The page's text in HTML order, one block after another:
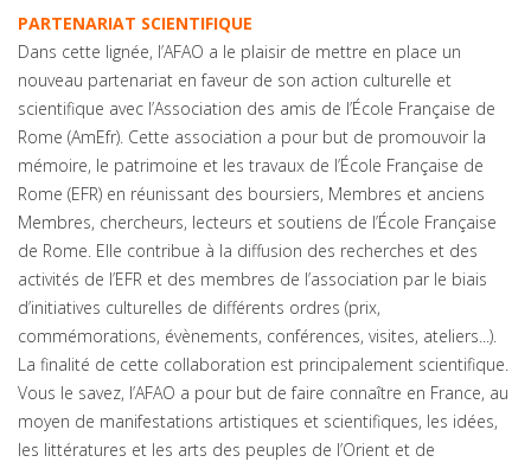
PARTENARIAT SCIENTIFIQUE
Dans cette lignée, l’AFAO a le plaisir de mettre en place un
nouveau partenariat en faveur de son action culturelle et
scientifique avec l’Association des amis de l’École Française de
Rome (AmEfr). Cette association a pour but de promouvoir la
mémoire, le patrimoine et les travaux de l’École Française de
Rome (EFR) en réunissant des boursiers, Membres et anciens
Membres, chercheurs, lecteurs et soutiens de l’École Française
de Rome. Elle contribue à la diffusion des recherches et des
activités de l’EFR et des membres de l’association par le biais
d’initiatives culturelles de différents ordres (prix,
commémorations, évènements, conférences, visites, ateliers...).
La finalité de cette collaboration est principalement scientifique.
Vous le savez, l’AFAO a pour but de faire connaître en France, au
moyen de manifestations artistiques et scientifiques, les idées,
les littératures et les arts des peuples de l’Orient et de